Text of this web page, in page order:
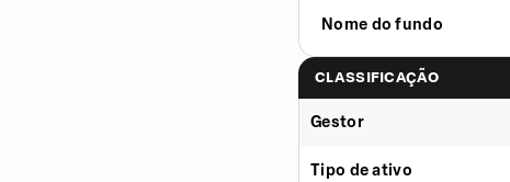
Nome do fundo
CLASSIFICAÇÃO
Gestor
Tipo de ativo